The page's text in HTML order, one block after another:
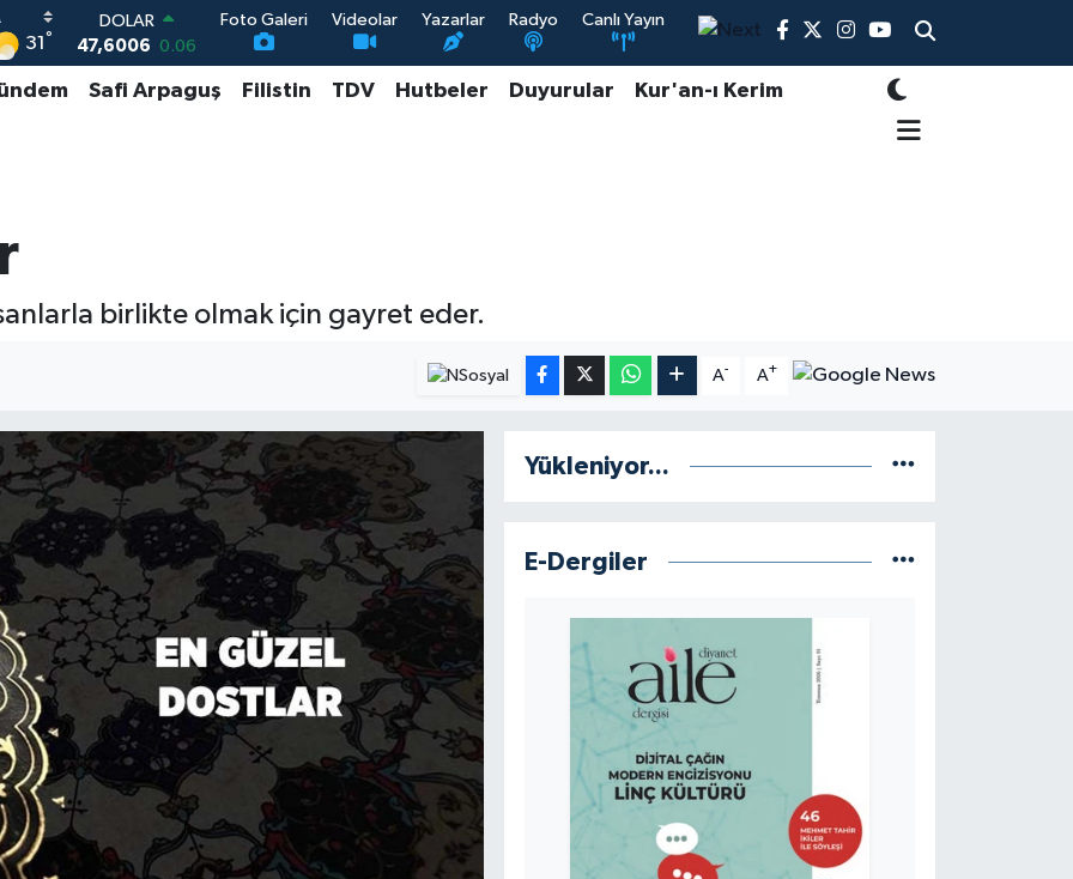
31 °
DOLAR
47,6006 0.06
EURO
55,0250 0.02
Foto Galeri Videolar Yazarlar Radyo Canlı Yayın
Safi Arpaguş Filistin TDV Hutbeler Duyurular Kur'an-ı Kerim
birlikte olmak için gayret eder.
A- A+
Yükleniyor...
E-Dergiler